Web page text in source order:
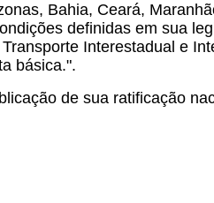
Bahia, Ceará,
definidas em sua
Interestadual e
básica.".
de sua ratificação